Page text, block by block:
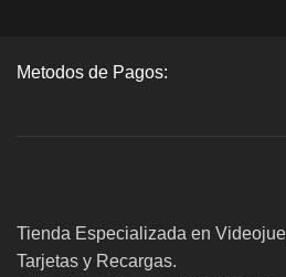
Metodos de Pagos:
Tienda Especializada en
Tarjetas y Recargas.